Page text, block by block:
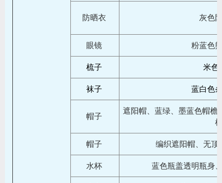
防晒衣 灰色
眼镜 粉蓝色
梳子 米色
袜子 蓝白色
帽子
遮阳帽、蓝绿、墨蓝色帽
帽子 编织遮阳帽、无顶
水杯 蓝色瓶盖透明瓶身